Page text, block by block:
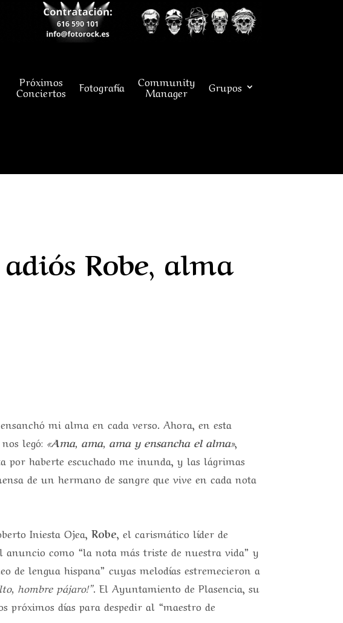
Próximos
Conciertos Fotografía Community
Manager Grupos
Robe, alma
mi alma en cada verso. Ahora, en esta
legó: «Ama, ama, ama y ensancha el alma»,
haberte escuchado me inunda, y las lágrimas
de un hermano de sangre que vive en cada nota
Iniesta Ojea,Robe, el carismático líder de
anuncio como “la nota más triste de nuestra vida” y
lengua hispana” cuyas melodías estremecieron a
hombre pájaro!”. El Ayuntamiento de Plasencia, su
días para despedir al “maestro de